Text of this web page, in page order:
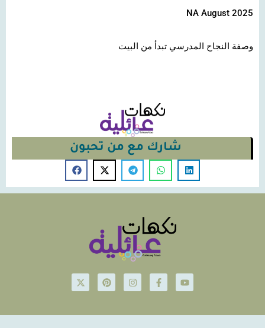
NA August 2025
وصفة النجاح المدرسي تبدأ من البيت
شارك مع من تحبون